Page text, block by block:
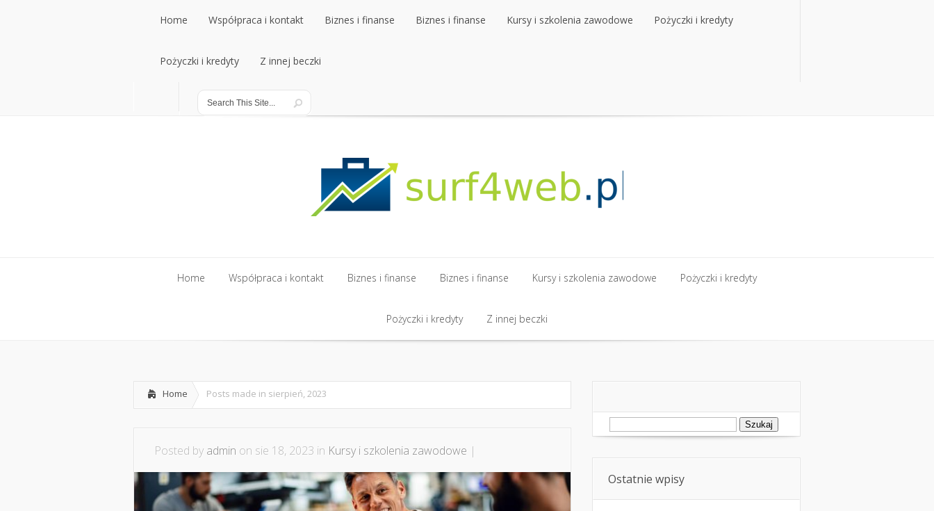
Home
Home
Współpraca i kontakt
Współpraca i kontakt
Biznes i finanse Biznes i finanse Kursy i szkolenia zawodowe Pożyczki i kredyty
Pożyczki i kredyty
Pożyczki i kredyty
Z innej beczki
Z innej beczki
Home Współpraca i kontakt Biznes i finanse
Biznes i finanse
Biznes i finanse
Biznes i finanse
Kursy i szkolenia zawodowe
Kursy i szkolenia zawodowe
Pożyczki i kredyty
Pożyczki i kredyty Z innej beczki
Home Posts made in sierpień, 2023
Posted by admin on sie 18, 2023 in Kursy i szkolenia zawodowe |
Szukaj:
Ostatnie wpisy